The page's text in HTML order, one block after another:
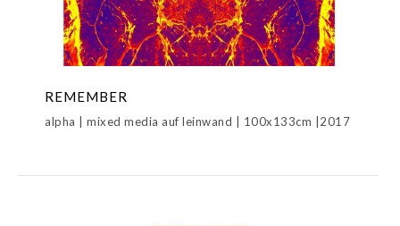
REMEMBER
alpha | mixed media auf leinwand | 100x133cm |2017